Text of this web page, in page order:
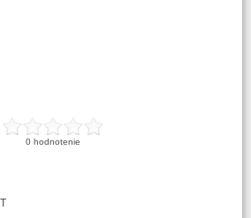
0 hodnotenie